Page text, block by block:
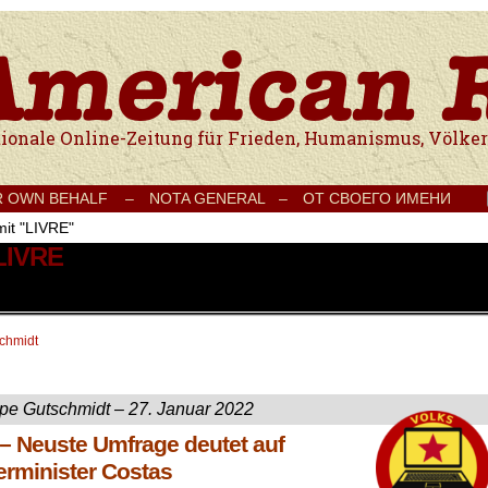
Onlinezeitung für Frieden, Humanismus, Völkerverständigung und
OWN BEHALF – NOTA GENERAL – ОТ СВОЕГО ИМЕНИ
"LIVRE"
Gutschmidt – 27. Januar 2022
Neuste Umfrage deutet auf
Costas